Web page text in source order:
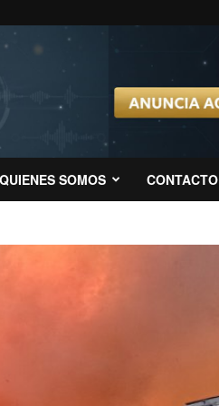
QUIENES SOMOS CONTACTO